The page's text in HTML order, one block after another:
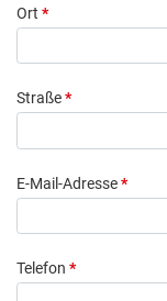
Ort *
Straße*
E-Mail-Adresse*
Telefon *